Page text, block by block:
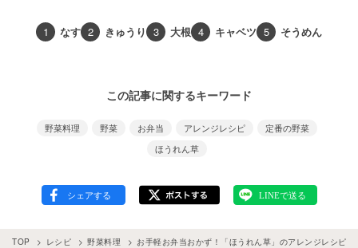
1 なす 2 きゅうり 3 大根 4 キャベツ 5 そうめん
この記事に関するキーワード
野菜料理 野菜 お弁当 アレンジレシピ
定番の野菜
ほうれん草
TOP レシピ 野菜料理 お手軽お弁当おかず！「ほうれん草」のアレンジレシピ